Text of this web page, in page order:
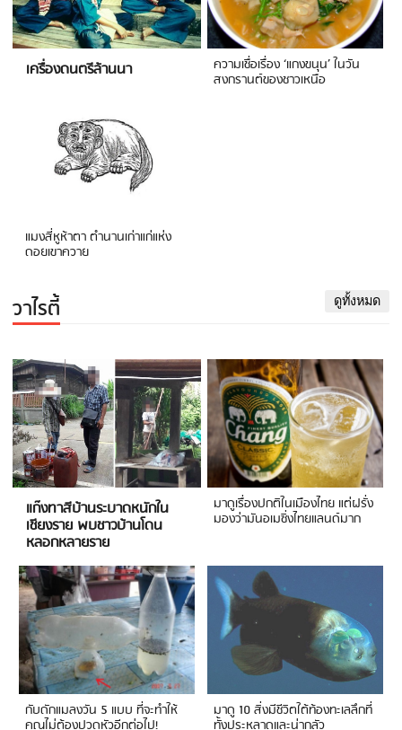
เครื่องดนตรีล้านนา ความเชื่อเรื่อง ‘แกงขนุน’ ในวัน
สงกรานต์ของชาวเหนือ
แมงสี่หูห้าตา ตำนานเก่าแก่แห่ง
ดอยเขาควาย
วาไรตี้ ดูทั้งหมด
แก๊งทาสีบ้านระบาดหนักใน
เชียงราย พบชาวบ้านโดน
หลอกหลายราย
มาดูเรื่องปกติในเมืองไทย แต่ฝรั่ง
มองว่ามันอเมซิ่งไทยแลนด์มาก
กับดักแมลงวัน 5 แบบ ที่จะทำให้
คุณไม่ต้องปวดหัวอีกต่อไป!
มาดู 10 สิ่งมีชีวิตใต้ท้องทะเลลึกที่
ทั้งประหลาดและน่ากลัว